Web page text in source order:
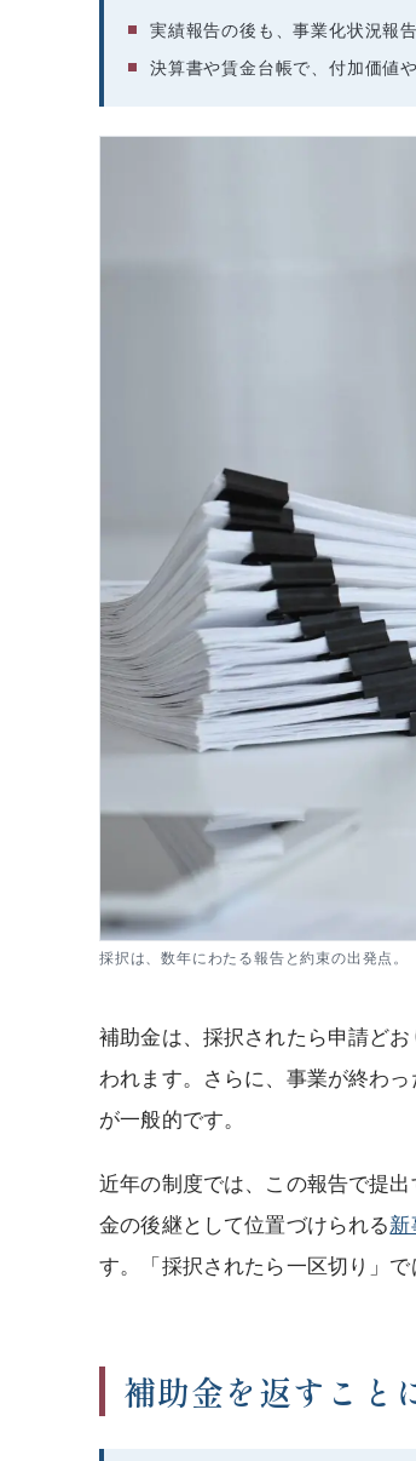
実績報告の後も、事業化状況報
決算書や賃金台帳で、付加価値
採択は、数年にわたる報告と約束の出発点。
補助金は、採択されたら申請ど
われます。さらに、事業が終わ
が一般的です。
近年の制度では、この報告で提
金の後継として位置づけられる新
す。「採択されたら一区切り」
補助金を返すこと